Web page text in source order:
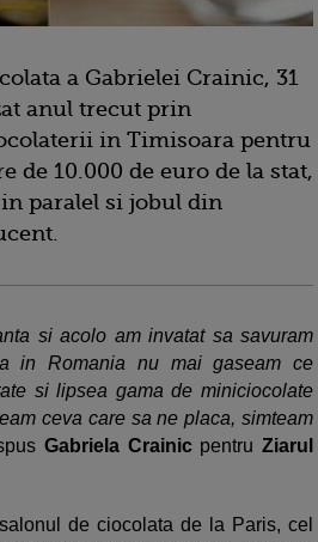
a Gabrielei Crainic, 31
anul trecut prin
in Timi­soara pentru
de 10.000 de euro de la stat,
paralel si jobul din
si acolo am invatat sa savuram
in Romania nu mai gaseam ce
si lipsea gama de miniciocolate
ceva care sa ne placa, simteam
Gabriela CrainicpentruZiarul
de ciocolata de la Paris, cel